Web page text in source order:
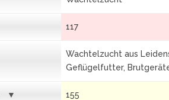
117
Wachtelzucht aus
Geflügelfutter,
155